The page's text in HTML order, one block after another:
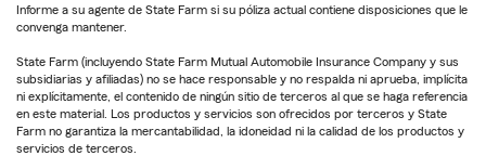
Informe a su agente de State Farm si su póliza actual contiene disposiciones que le
convenga mantener.
State Farm (incluyendo State Farm Mutual Automobile Insurance Company y sus
subsidiarias y afiliadas) no se hace responsable y no respalda ni aprueba, implícita
ni explícitamente, el contenido de ningún sitio de terceros al que se haga referencia
en este material. Los productos y servicios son ofrecidos por terceros y State
Farm no garantiza la mercantabilidad, la idoneidad ni la calidad de los productos y
servicios de terceros.